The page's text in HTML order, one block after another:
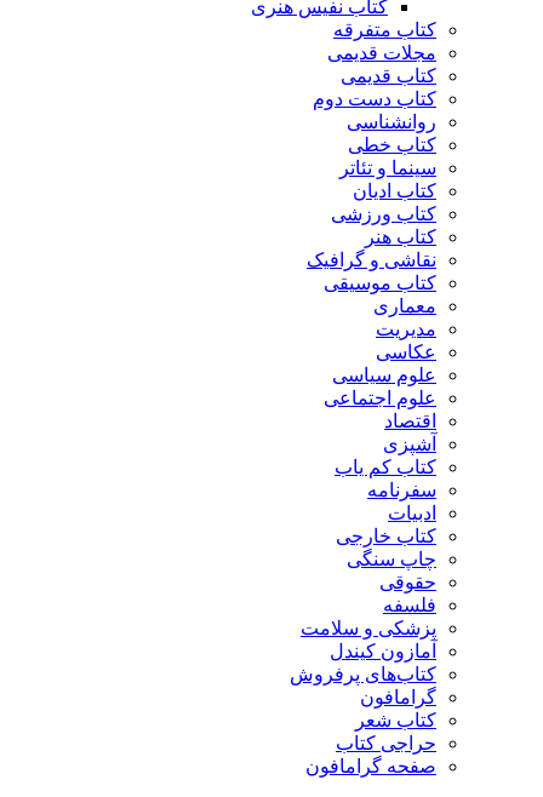
کتاب نفیس هنری
کتاب متفرقه
مجلات قدیمی
کتاب قدیمی
کتاب دست دوم
روانشناسی
کتاب خطی
سینما و تئاتر
کتاب ادیان
کتاب ورزشی
کتاب هنر
نقاشی و گرافیک
کتاب موسیقی
معماری
مدیریت
عکاسی
علوم سیاسی
علوم اجتماعی
اقتصاد
آشپزی
کتاب کم یاب
سفرنامه
ادبیات
کتاب خارجی
چاپ سنگی
حقوقی
فلسفه
پزشکی و سلامت
آمازون کیندل
کتاب‌های پرفروش
گرامافون
کتاب شعر
حراجی کتاب
صفحه گرامافون